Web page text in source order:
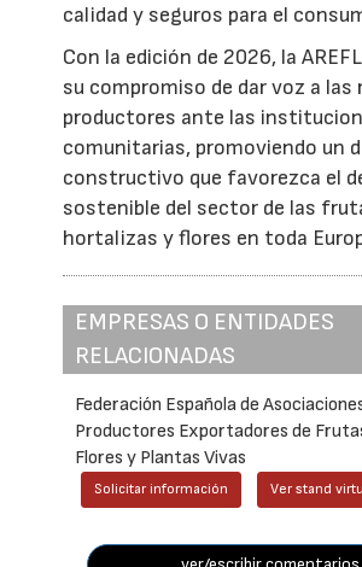
calidad y seguros para el
Con la edición de 2026, la
su compromiso de dar voz a las
productores ante las
comunitarias, promoviendo un
constructivo que favorezca el
sostenible del sector de las
hortalizas y flores en toda
EMPRESAS O ENTIDADES
RELACIONADAS
Federación Española de
Productores Exportadores de
Flores y Plantas Vivas
Solicitar información Ver stand